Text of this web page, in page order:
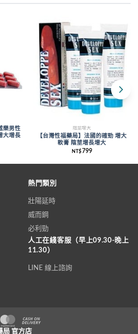
樂男性
大增長
陰莖增大
【台灣性福藥局】法國的確勁 增大
軟膏 陰莖增長增大
NT$ 799
熱門類別
壯陽延時
威而鋼
必利勁
人工在綫客服（早上09.30-晚上
11.30）
LINE 線上諮詢
Cash On Delivery
局 官方店